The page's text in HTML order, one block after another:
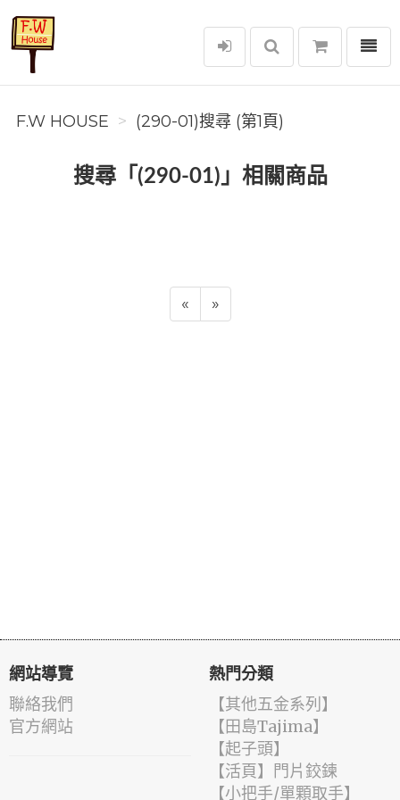
F.W House
選單
F.W HOUSE (290-01)搜尋 (第1頁)
搜尋「(290-01)」相關商品
« »
網站導覽
聯絡我們
官方網站
熱門分類
【其他五金系列】
【田島Tajima】
【起子頭】
【活頁】門片鉸鍊
【小把手/單顆取手】